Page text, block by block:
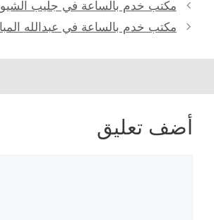
مكتب خدم بالساعة في جليب
مكتب خدم بالساعة في عبدالله
أضف تعليق